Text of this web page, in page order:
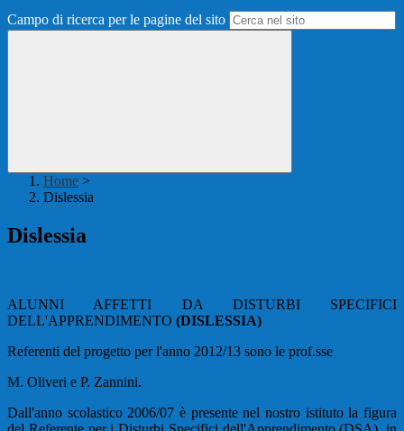
Campo di ricerca per le pagine del sito
Home >
Dislessia
Dislessia
ALUNNI AFFETTI DA DISTURBI SPECIFICI
DELL'APPRENDIMENTO (DISLESSIA)
Referenti del progetto per l'anno 2012/13 sono le prof.sse
M. Oliveri e P. Zannini.
Dall'anno scolastico 2006/07 è presente nel nostro istituto la figura